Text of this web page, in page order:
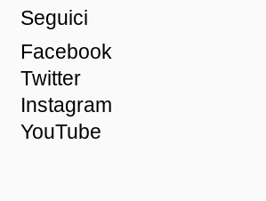
Seguici
Facebook
Twitter
Instagram
YouTube